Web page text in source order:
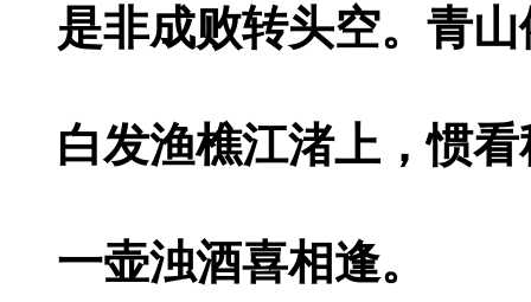
是非成败转头空。青
白发渔樵江渚上，惯
一壶浊酒喜相逢。